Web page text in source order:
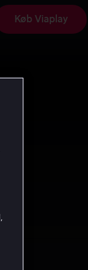
Køb Viaplay